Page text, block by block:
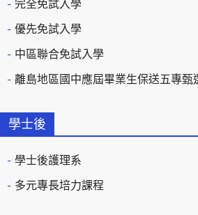
完全免試入學
優先免試入學
中區聯合免試入學
離島地區國中應屆畢業生保送五專甄
學士後
學士後護理系
多元專長培力課程